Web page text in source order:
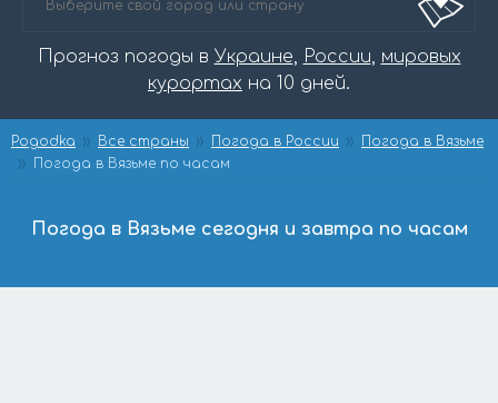
Прогноз погоды в Украине, России, мировых
курортах на 10 дней.
Pogodka Все страны Погода в России
Погода в Вязьме
Погода в Вязьме по часам
Погода в Вязьме сегодня и завтра по часам